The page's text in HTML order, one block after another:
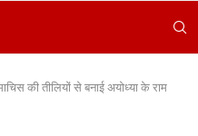
की तीलियों से बनाई अयोध्या के राम